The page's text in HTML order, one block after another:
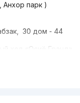
Анхор парк )
30 дом - 44
хол «Осиё Гранд»
к дороге.